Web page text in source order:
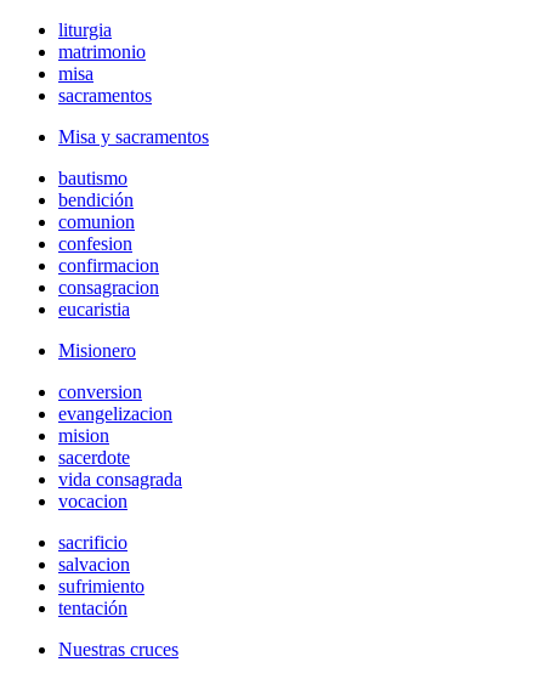
liturgia
matrimonio
misa
sacramentos
Misa y sacramentos
bautismo
bendición
comunion
confesion
confirmacion
consagracion
eucaristia
Misionero
conversion
evangelizacion
mision
sacerdote
vida consagrada
vocacion
sacrificio
salvacion
sufrimiento
tentación
Nuestras cruces